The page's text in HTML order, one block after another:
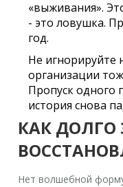
«выживания».
- это ловушка.
год.
Не игнорируйте
организации
Пропуск одного
история снова
КАК
Нет волшебной